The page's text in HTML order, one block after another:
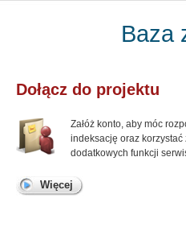
Baza
Dołącz do projektu
Załóż konto, aby móc
indeksację oraz korzystać
dodatkowych funkcji
Więcej